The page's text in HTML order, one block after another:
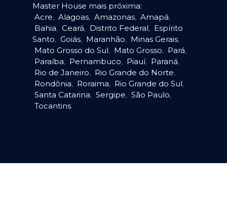
Master House mais próxima:
Acre, Alagoas, Amazonas, Amapá,
Bahia, Ceará, Distrito Federal, Espírito
Santo, Goiás, Maranhão, Minas Gerais,
Mato Grosso do Sul, Mato Grosso, Pará,
Paraíba, Pernambuco, Piauí, Paraná,
Rio de Janeiro, Rio Grande do Norte,
Rondônia, Roraima, Rio Grande do Sul,
Santa Catarina, Sergipe, São Paulo,
Tocantins.